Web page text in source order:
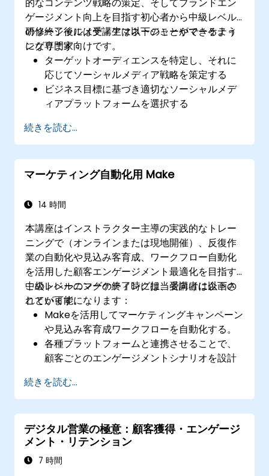
ゲージメント向上を目指す初心者から中級レベル
のソーシャルメディアマネージャーやマーケティ
ング専門家向けです。
研修終了後には受講生は以下のことができるよう
になります：
ターゲットオーディエンスを特定し、それに
応じてソーシャルメディア戦略を策定する
ビジネス目標に基づき適切なソーシャルメデ
ィアプラットフォームを選択する
た効果的なコンテンツ戦略を立てる
競合他社を分析し、ソーシャルメディア戦術
を洗練させる
有料広告キャンペーンを企画し、その成果を
オンラインコミュニティとの効果的な関わり
ソーシャルメディア上の危機的状況に対処
し、ブランドイメージを維持する
倫理的なベストプラクティスおよびソーシャ
ルメディアポリシーを実行する
続きを読む...
マーケティング自動化用 Make
14 時間
本講座はインストラクター主導の実践的なトレー
ニングで（オンラインまたは現地開催）、反復作
業の自動化や見込み客育成、ワークフロー自動化
を活用した顧客エンゲージメント最適化を目指す
中級レベルのマーケティング担当者向けに企画さ
れています。
このトレーニングの終了時には、受講者は以下の
ことが可能になります：
Makeを活用してマーケティングキャンペーン
や見込み客育成ワークフローを自動化する。
各種プラットフォームと連携させることで、
顧客ごとのエンゲージメントシナリオを設計
MailchimpやHubSpot、ソーシャルメディア
などのマーケティングツール間でデータをシ
ームレスに同期させる。
自動化されたワークフローをモニタリング・
分析し、キャンペーンの成果向上を図る。
拡張性に優れたマーケティング自動化戦略を
続きを読む...
デジタル営業の極意：顧客獲得・エンゲージ
メント・リテンション
7 時間